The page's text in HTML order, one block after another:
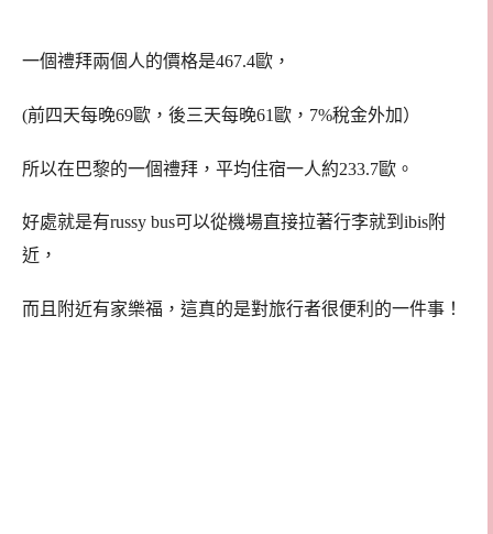
一個禮拜兩個人的價格是467.4歐，
(前四天每晚69歐，後三天每晚61歐，7%稅金外加）
所以在巴黎的一個禮拜，平均住宿一人約233.7歐。
好處就是有russy bus可以從機場直接拉著行李就到ibis附
近，
而且附近有家樂福，這真的是對旅行者很便利的一件事！